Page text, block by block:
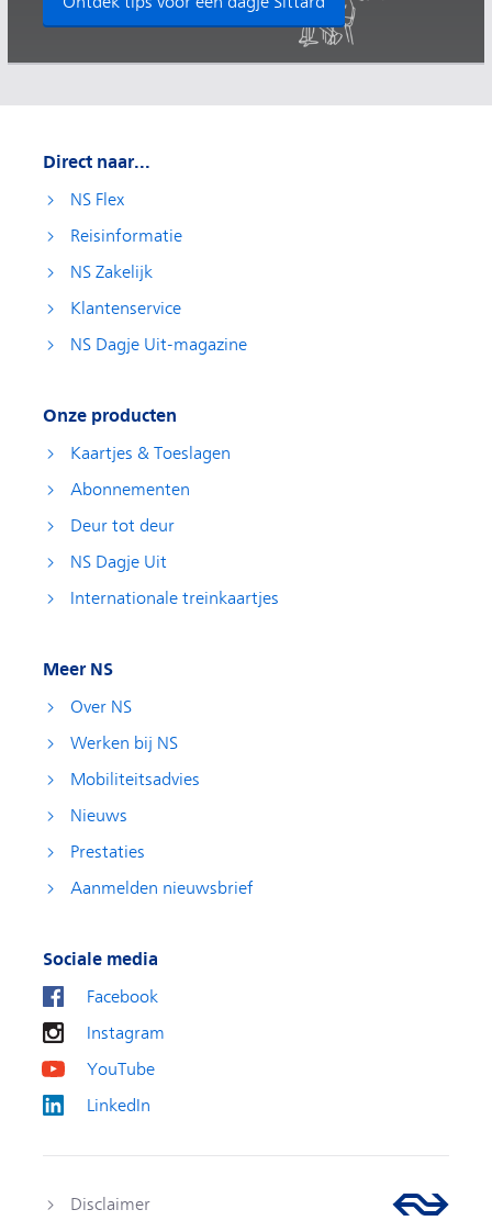
Direct naar...
NS Flex
Reisinformatie
NS Zakelijk
Klantenservice
NS Dagje Uit-magazine
Onze producten
Kaartjes & Toeslagen
Abonnementen
Deur tot deur
NS Dagje Uit
Internationale treinkaartjes
Meer NS
Over NS
Werken bij NS
Mobiliteitsadvies
Nieuws
Prestaties
Aanmelden nieuwsbrief
Sociale media
Facebook
Instagram
YouTube
LinkedIn
Disclaimer